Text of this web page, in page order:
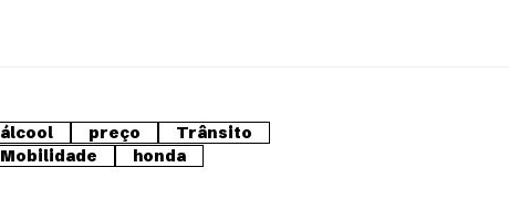
álcool preço
Trânsito
Mobilidade
honda